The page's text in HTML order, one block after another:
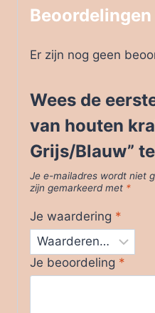
Beoordelingen
Er zijn nog geen
Wees de
van houten
Grijs/Blauw”
Je e-mailadres wordt niet
zijn gemarkeerd met *
Je waardering *
Je beoordeling *